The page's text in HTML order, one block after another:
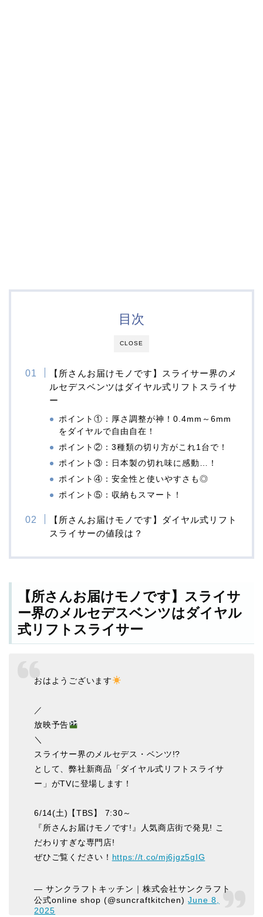
CLOSE
目次
【所さんお届けモノです】スライサー界のメ
ルセデスベンツはダイヤル式リフトスライサ
ー
ポイント①：厚さ調整が神！0.4mm～6mm
をダイヤルで自由自在！
ポイント②：3種類の切り方がこれ1台で！
ポイント③：日本製の切れ味に感動…！
ポイント④：安全性と使いやすさも◎
ポイント⑤：収納もスマート！
【所さんお届けモノです】ダイヤル式リフト
スライサーの値段は？
【所さんお届けモノです】スライサ
ー界のメルセデスベンツはダイヤル
式リフトスライサー
おはようございます
／
放映予告
＼
スライサー界のメルセデス・ベンツ!?
として、弊社新商品「ダイヤル式リフトスライサ
ー」がTVに登場します！
6/14(土)【TBS】 7:30～
『所さんお届けモノです!』人気商店街で発見! こ
だわりすぎな専門店!
ぜひご覧ください！ https://t.co/mj6jgz5gIG
— サンクラフトキッチン｜株式会社サンクラフト
公式online shop (@suncraftkitchen)June 8,
2025